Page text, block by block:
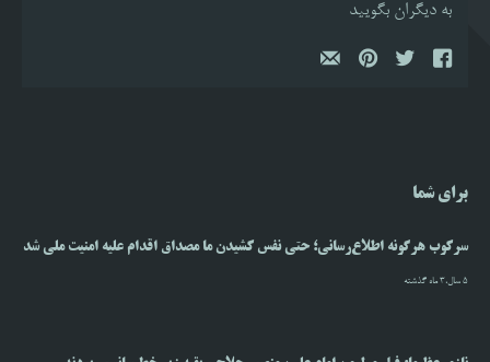
به دیگران بگویید
برای شما
سرکوب هرگونه اطلاع‌رسانی؛ حتی نفس کشیدن ما مصداق اقدام علیه امنیت ملی شد
5 سال،3 ماه گذشته